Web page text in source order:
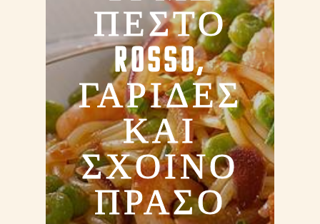
ΠΕΣΤΟ
ROSSO,
ΓΑΡΙΔΕΣ
ΚΑΙ
ΣΧΟΙΝΟ
ΠΡΑΣΟ